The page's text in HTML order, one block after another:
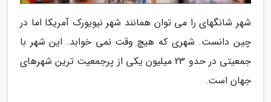
شهر شانگهای را می توان همانند شهر نیویورک آمریکا اما در
چین دانست. شهری که هیچ وقت نمی خوابد. این شهر با
جمعیتی در حدو 23 میلیون یکی از پرجمعیت ترین شهرهای
جهان است.